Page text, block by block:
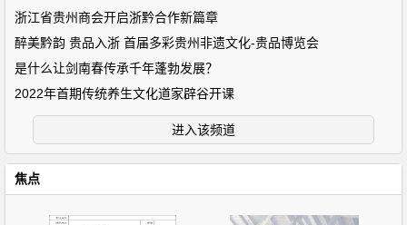
浙江省贵州商会开启浙黔合作新篇章
醉美黔韵 贵品入浙 首届多彩贵州非遗文化-贵品博览会
是什么让剑南春传承千年蓬勃发展？
2022年首期传统养生文化道家辟谷开课
进入该频道
焦点